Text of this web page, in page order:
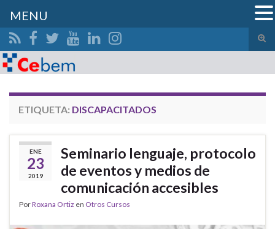
el
Search for:
ETIQUETA: DISCAPACITADOS
ENE
23
2019
Seminario lenguaje, protocolo
de eventos y medios de
comunicación accesibles
PorRoxana Ortiz en Otros Cursos
MENU